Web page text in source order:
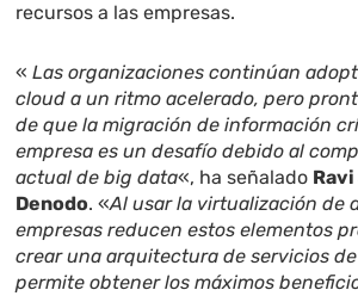
recursos a las empresas.
« Las organizaciones continúan
cloud a un ritmo acelerado, pero
de que la migración de información
empresa es un desafío debido al
actual de big data«, ha señalado Ravi
Denodo. «Al usar la virtualización de
empresas reducen estos elementos
crear una arquitectura de servicios
permite obtener los máximos